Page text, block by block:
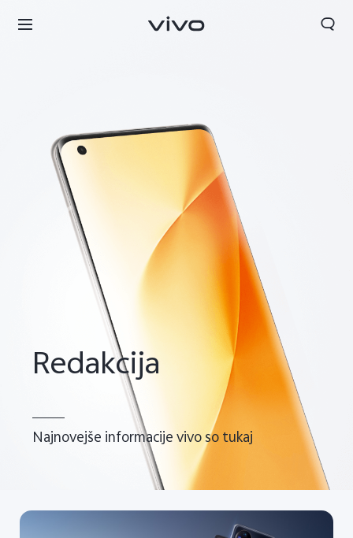
Slovenia | Izbira države/regije
Redakcija
Najnovejše informacije vivo so tukaj